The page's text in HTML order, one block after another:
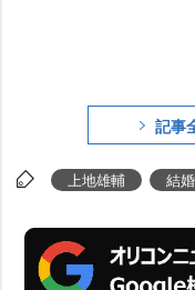
記事
上地雄輔 結婚